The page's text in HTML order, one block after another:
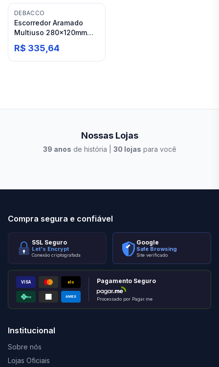
DEBACCO
Escorredor Aramado
Multiuso 280x120mm
DeBacco Inox
R$ 335,64
Nossas Lojas
39 anos de história | 30 lojas para você
Compra segura e confiável
SSL Seguro
Let's Encrypt
Conexão criptografada
Google
Safe Browsing
Site verificado
VISA elo
PIX AMEX
Pagamento Seguro
Processado por Pagar.me
Institucional
Sobre nós
Lojas Oficiais